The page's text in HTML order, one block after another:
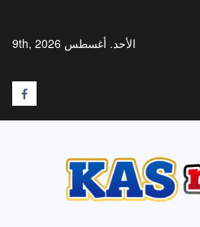
الأحد. أغسطس 9th, 2026
F